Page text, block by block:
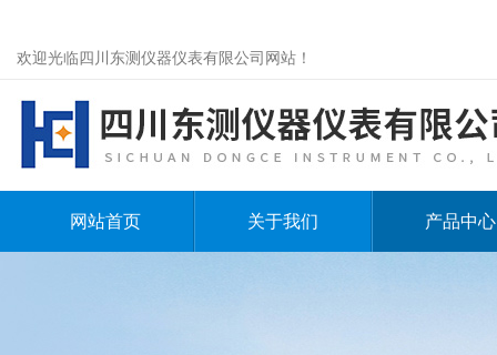
欢迎光临四川东测仪器仪表有限公司网站！
网站首页 关于我们 产品中心